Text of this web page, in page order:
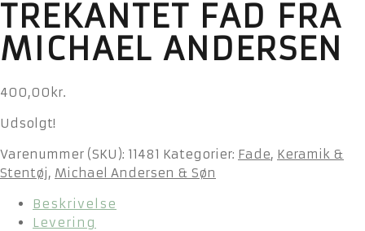
TREKANTET FAD FRA
MICHAEL ANDERSEN
400,00 kr.
Udsolgt!
Varenummer (SKU): 11481 Kategorier: Fade, Keramik &
Stentøj, Michael Andersen & Søn
Beskrivelse
Levering